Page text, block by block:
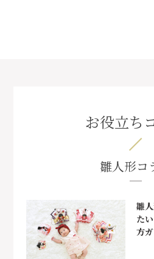
お役立ち
雛人形コ
雛
た
方